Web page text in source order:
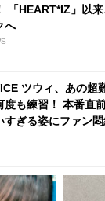
「HEART*IZ」以
へ
ツウィ、あの超
度も練習！ 本番直
すぎる姿にファン